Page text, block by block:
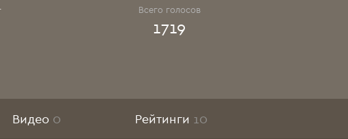
Всего голосов
1719
Видео 0 Рейтинги 10